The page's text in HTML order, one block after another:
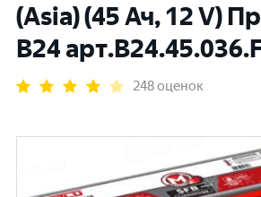
(Asia) (45 Ач, 12 V)
B24
248 оценок